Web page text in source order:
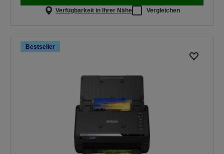
Verfügbarkeit in Ihrer Nähe Vergleichen
Bestseller